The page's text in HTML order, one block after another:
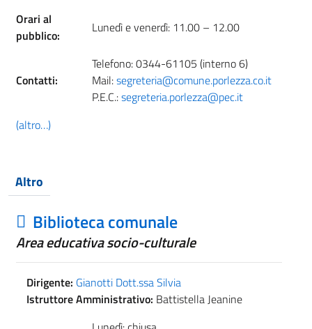
Orari al
pubblico:
Lunedì e venerdì: 11.00 – 12.00
Contatti:
Telefono: 0344-61105 (interno 6)
Mail:segreteria@comune.porlezza.co.it
P.E.C.:segreteria.porlezza@pec.it
(altro…)
Altro
Biblioteca comunale
Area educativa socio-culturale
Dirigente: Gianotti Dott.ssa Silvia
Istruttore Amministrativo: Battistella Jeanine